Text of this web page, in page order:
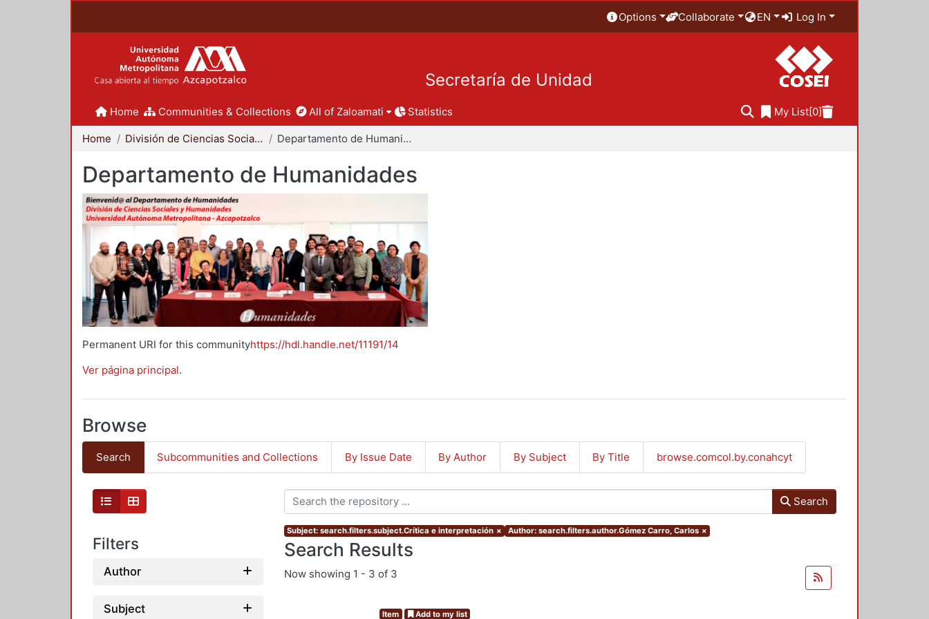
Options Collaborate EN Log In
Secretaría de Unidad
Home Communities & Collections All of Zaloamati Statistics My List[0]
Home División de Ciencias Sociales y Humanidades Departamento de Humanidades
Departamento de Humanidades
Permanent URI for this communityhttps://hdl.handle.net/11191/14
Ver página principal.
Browse
Search Subcommunities and Collections By Issue Date By Author By Subject By Title browse.comcol.by.conahcyt
Filters
Author
Subject
Search
Subject: search.filters.subject.Crítica e interpretación × Author: search.filters.author.Gómez Carro, Carlos ×
Search Results
Now showing 1 - 3 of 3
Item Add to my list